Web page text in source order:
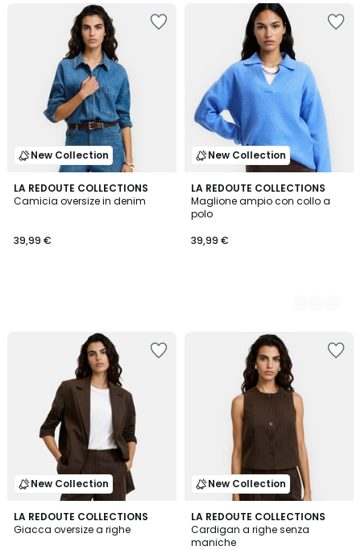
New Collection
LA REDOUTE COLLECTIONS
Camicia oversize in denim
39,99 €
New Collection
LA REDOUTE COLLECTIONS
Maglione ampio con collo a
polo
39,99 €
3
Colori
New Collection
LA REDOUTE COLLECTIONS
Giacca oversize a righe
New Collection
LA REDOUTE COLLECTIONS
Cardigan a righe senza
maniche